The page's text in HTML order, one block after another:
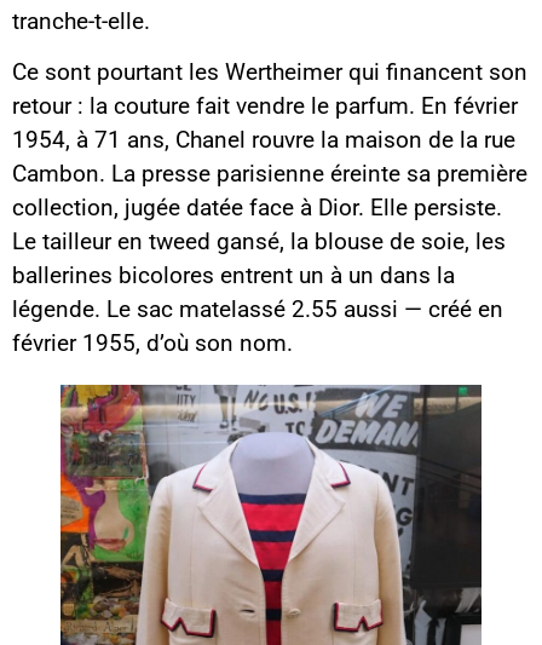
tranche-t-elle.
Ce sont pourtant les Wertheimer qui financent son
retour : la couture fait vendre le parfum. En février
1954, à 71 ans, Chanel rouvre la maison de la rue
Cambon. La presse parisienne éreinte sa première
collection, jugée datée face à Dior. Elle persiste.
Le tailleur en tweed gansé, la blouse de soie, les
ballerines bicolores entrent un à un dans la
légende. Le sac matelassé 2.55 aussi — créé en
février 1955, d’où son nom.